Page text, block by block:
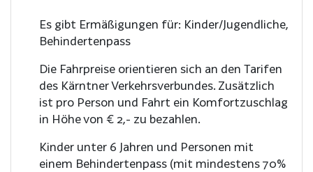
Es gibt Ermäßigungen für: Kinder/Jugendliche,
Behindertenpass
Die Fahrpreise orientieren sich an den Tarifen
des Kärntner Verkehrsverbundes. Zusätzlich
ist pro Person und Fahrt ein Komfortzuschlag
in Höhe von € 2,- zu bezahlen.
Kinder unter 6 Jahren und Personen mit
einem Behindertenpass (mit mindestens 70%